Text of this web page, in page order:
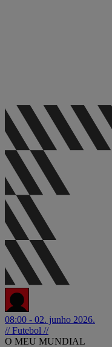
08:00 - 02. junho 2026.
// Futebol //
O MEU MUNDIAL